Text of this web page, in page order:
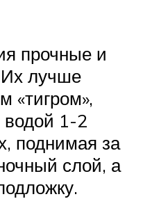
прочные и
лучше
«тигром»,
водой 1-2
поднимая за
слой, а